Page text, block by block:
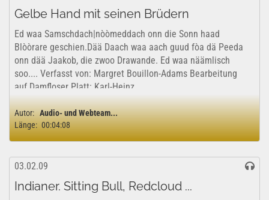
Gelbe Hand mit seinen Brüdern
Ed waa Samschdach|nòòmeddach onn die Sonn haad
Blòòrare geschien.Dää Daach waa aach guud fòa dä Peeda
onn dää Jaakob, die zwoo Drawande. Ed waa näämlisch
soo.... Verfasst von: Margret Bouillon-Adams Bearbeitung
auf Damfloser Platt: Karl-Heinz...
Autor: Audio- und Webteam...
Länge: 00:04:08
03.02.09
Indianer. Sitting Bull, Redcloud ...